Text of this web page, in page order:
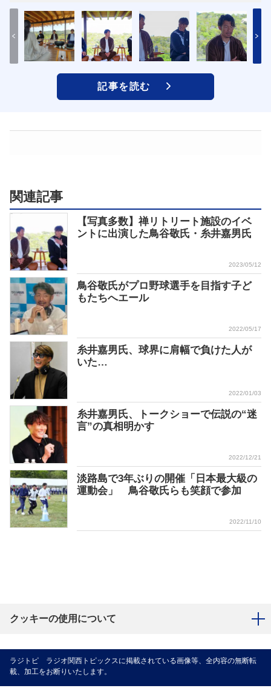
記事を読む
関連記事
【写真多数】禅リトリート施設のイベ
ントに出演した鳥谷敬氏・糸井嘉男氏
2023/05/12
鳥谷敬氏がプロ野球選手を目指す子ど
もたちへエール
2022/05/17
糸井嘉男氏、球界に肩幅で負けた人が
いた…
2022/01/03
糸井嘉男氏、トークショーで伝説の“迷
言”の真相明かす
2022/12/21
淡路島で3年ぶりの開催「日本最大級の
運動会」 鳥谷敬氏らも笑顔で参加
2022/11/10
クッキーの使用について
ラジトピ ラジオ関西トピックスに掲載されている画像等、全内容の無断転
載、加工をお断りいたします。